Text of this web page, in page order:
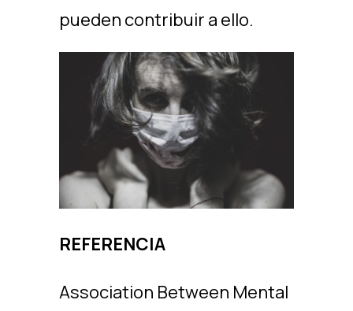
pueden contribuir a ello.
REFERENCIA
Association Between Mental